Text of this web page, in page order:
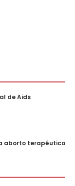
de Aids
aborto terapêutico